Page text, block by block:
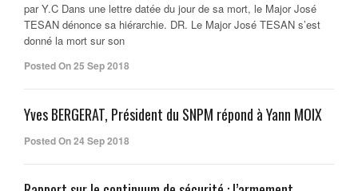
par Y.C Dans une lettre datée du jour de sa mort, le Major José
TESAN dénonce sa hiérarchie. DR. Le Major José TESAN s’est
donné la mort sur son
Posted On 25 Sep 2018
Yves BERGERAT, Président du SNPM répond à Yann MOIX
Posted On 24 Sep 2018